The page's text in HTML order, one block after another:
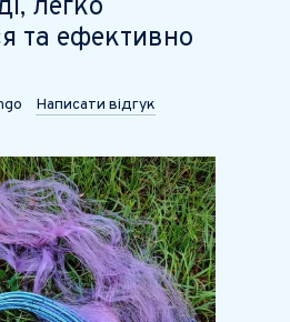
легко
та ефективно
Написати відгук